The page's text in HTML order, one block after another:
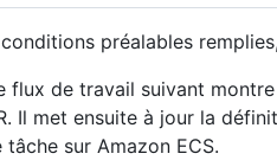
préalables
flux de travail suivant
Il met ensuite à jour la
sur Amazon ECS.